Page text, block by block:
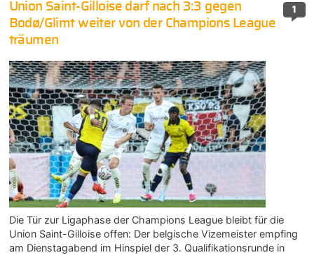
1
Union Saint-Gilloise darf nach 3:3 gegen
Bodø/Glimt weiter von der Champions League
träumen
Die Tür zur Ligaphase der Champions League bleibt für die
Union Saint-Gilloise offen: Der belgische Vizemeister empfing
am Dienstagabend im Hinspiel der 3. Qualifikationsrunde in